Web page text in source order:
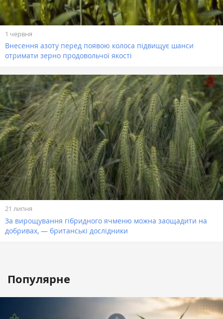
1 червня
Внесення азоту перед появою колоса підвищує шанси
отримати зерно продовольчої якості
21 липня
За вирощування гібридного ячменю можна заощадити на
добривах, — британські дослідники
Популярне